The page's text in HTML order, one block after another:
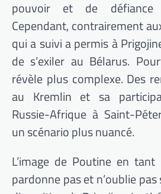
pouvoir et de défiance
Cependant, contrairement
qui a suivi a permis à
de s’exiler au Bélarus.
révèle plus complexe. Des
au Kremlin et sa
Russie-Afrique à Saint-
un scénario plus nuancé.
L’image de Poutine en
pardonne pas et n’oublie